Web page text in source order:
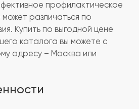
профилактическое
различаться по
Купить по выгодной цене
каталога вы можете с
адресу – Москва или